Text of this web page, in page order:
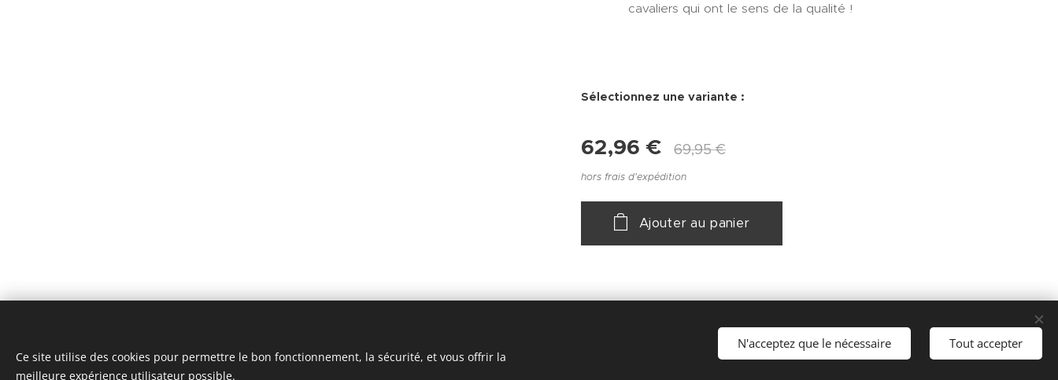
cavaliers qui ont le sens de la qualité !
Sélectionnez une variante :
62,96 € 69,95€
hors frais d'expédition
Ajouter au panier
Ce site utilise des cookies pour permettre le bon fonctionnement, la sécurité, et vous offrir la
meilleure expérience utilisateur possible.
N'acceptez que le nécessaire Tout accepter